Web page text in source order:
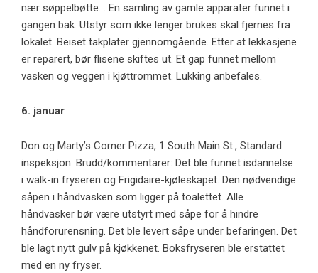
nær søppelbøtte. . En samling av gamle apparater funnet i
gangen bak. Utstyr som ikke lenger brukes skal fjernes fra
lokalet. Beiset takplater gjennomgående. Etter at lekkasjene
er reparert, bør flisene skiftes ut. Et gap funnet mellom
vasken og veggen i kjøttrommet. Lukking anbefales.
6. januar
Don og Marty’s Corner Pizza, 1 South Main St., Standard
inspeksjon. Brudd/kommentarer: Det ble funnet isdannelse
i walk-in fryseren og Frigidaire-kjøleskapet. Den nødvendige
såpen i håndvasken som ligger på toalettet. Alle
håndvasker bør være utstyrt med såpe for å hindre
håndforurensning. Det ble levert såpe under befaringen. Det
ble lagt nytt gulv på kjøkkenet. Boksfryseren ble erstattet
med en ny fryser.